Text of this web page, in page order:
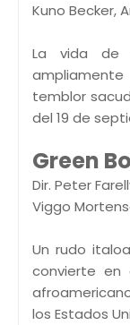
Kuno Becker,
La vida de
temblor
del 19 de
Green
Dir. Peter
Viggo
Un rudo
convierte en
los Estados